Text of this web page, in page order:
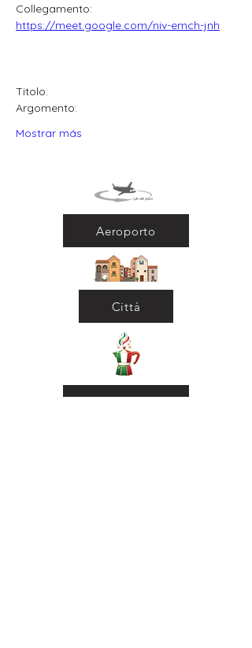
Collegamento:
https://meet.google.com/niv-emch-jnh
Titolo:
Argomento:
Mostrar más
Aeroporto
Città
Ritorna al Bar